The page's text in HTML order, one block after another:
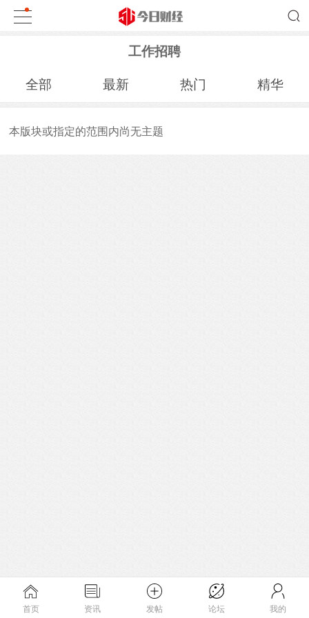
工作招聘
全部 最新 热门 精华
本版块或指定的范围内尚无主题
首页 资讯 发帖 论坛 我的